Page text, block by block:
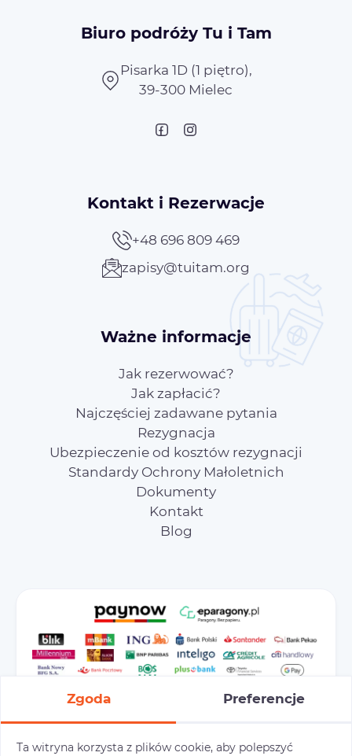
Biuro podróży Tu i Tam
Pisarka 1D (1 piętro),
39-300 Mielec
Kontakt i Rezerwacje
+48 696 809 469
zapisy@tuitam.org
Ważne informacje
Jak rezerwować?
Jak zapłacić?
Najczęściej zadawane pytania
Rezygnacja
Ubezpieczenie od kosztów rezygnacji
Standardy Ochrony Małoletnich
Dokumenty
Kontakt
Blog
Zgoda Preferencje
Ta witryna korzysta z plików cookie, aby polepszyć